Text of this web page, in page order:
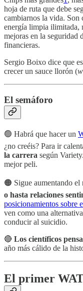
hoja de ruta que debe
cambiarnos la vida. Son
energía limpia ilimitada,
mejoras en la seguridad
financieras.
Sergio Boixo dice que
crecer un sauce llorón (
El semáforo
🟢 Habrá que hacer un
¿no creéis? Para ir
la carrera según
mejor peli.
🟠 Sigue aumentando el
o hasta relaciones
posicionamientos sobre
ven como una
conducir al suicidio.
🔴 Los científicos
año más cálido de la
El primer